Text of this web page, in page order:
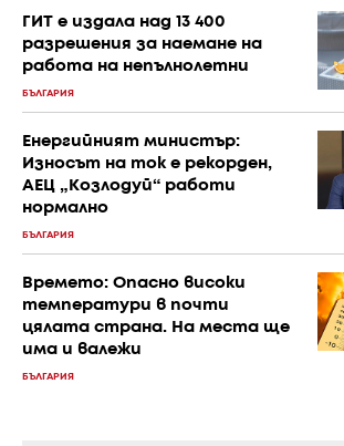
ГИТ е издала над 13 400
разрешения за наемане на
работа на непълнолетни
БЪЛГАРИЯ
Енергийният министър:
Износът на ток е рекорден,
АЕЦ „Козлодуй“ работи
нормално
БЪЛГАРИЯ
Времето: Опасно високи
температури в почти
цялата страна. На места ще
има и валежи
БЪЛГАРИЯ